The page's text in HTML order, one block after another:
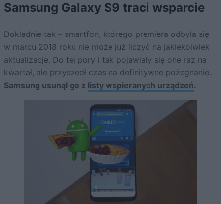
Samsung Galaxy S9 traci wsparcie
Dokładnie tak – smartfon, którego premiera odbyła się
w marcu 2018 roku nie może już liczyć na jakiekolwiek
aktualizacje. Do tej pory i tak pojawiały się one raz na
kwartał, ale przyszedł czas na definitywne pożegnanie.
Samsung usunął go z listy wspieranych urządzeń.